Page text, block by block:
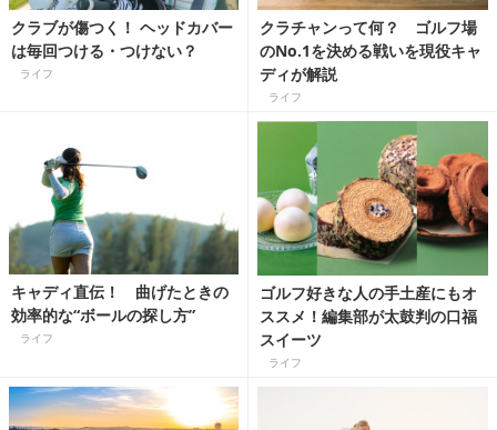
クラブが傷つく！ ヘッドカバー
は毎回つける・つけない？
ライフ
クラチャンって何？ ゴルフ場
のNo.1を決める戦いを現役キャ
ディが解説
ライフ
キャディ直伝！ 曲げたときの
効率的な“ボールの探し方”
ライフ
ゴルフ好きな人の手土産にもオ
ススメ！編集部が太鼓判の口福
スイーツ
ライフ